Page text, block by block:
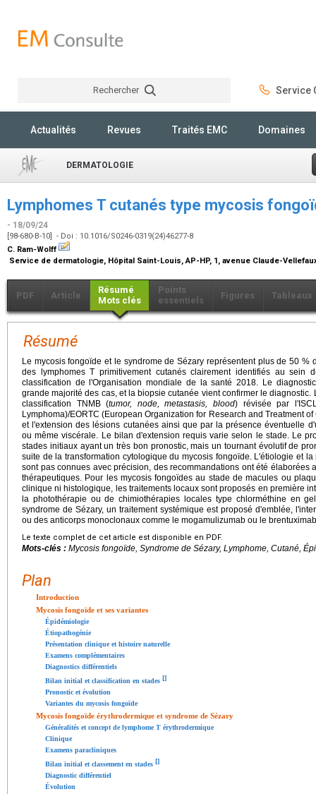
Rechercher Service
Actualités Revues Traités EMC Domaines
DERMATOLOGIE
Lymphomes T cutanés type mycosis
- 18/09/24
[98-680-B-10] - Doi : 10.1016/S0246-0319(24)46277-8
C. Ram-Wolff
Service de dermatologie, Hôpital Saint-Louis, AP-HP, 1, avenue Claude-
PDF Article
Résumé
Mots clés
Points
essentiels
Figures Tableaux
Résumé
Le mycosis fongoïde et le syndrome de Sézary représentent plus de 50 %
des lymphomes T primitivement cutanés clairement identifiés au sein
classification de l'Organisation mondiale de la santé 2018. Le
grande majorité des cas, et la biopsie cutanée vient confirmer le
classification TNMB (tumor, node, metastasis, blood) révisée par
Lymphoma)/EORTC (European Organization for Research and Treatment
et l'extension des lésions cutanées ainsi que par la présence éventuelle
ou même viscérale. Le bilan d'extension requis varie selon le stade. Le
stades initiaux ayant un très bon pronostic, mais un tournant évolutif de
suite de la transformation cytologique du mycosis fongoïde. L'étiologie et
sont pas connues avec précision, des recommandations ont été élaborées
thérapeutiques. Pour les mycosis fongoïdes au stade de macules ou
clinique ni histologique, les traitements locaux sont proposés en première
la photothérapie ou de chimiothérapies locales type chlorméthine en
syndrome de Sézary, un traitement systémique est proposé d'emblée,
ou des anticorps monoclonaux comme le mogamulizumab ou le
Le texte complet de cet article est disponible en PDF.
Mots-clés : Mycosis fongoïde, Syndrome de Sézary, Lymphome, Cutané,
Plan
Introduction
Mycosis fongoïde et ses variantes
Épidémiologie
Étiopathogénie
Présentation clinique et histoire naturelle
Examens complémentaires
Diagnostics différentiels
Bilan initial et classification en stades []
Pronostic et évolution
Variantes du mycosis fongoïde
Mycosis fongoïde érythrodermique et syndrome de Sézary
Généralités et concept de lymphome T érythrodermique
Clinique
Examens paracliniques
Bilan initial et classement en stades []
Diagnostic différentiel
Évolution